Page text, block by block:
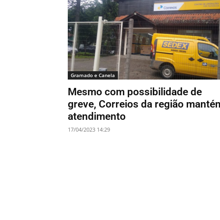
Gramado e Canela
Mesmo com possibilidade de
greve, Correios da região
atendimento
17/04/2023 14:29